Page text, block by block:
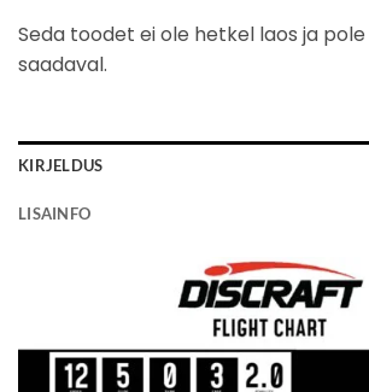
Seda toodet ei ole hetkel laos ja
saadaval.
KIRJELDUS
LISAINFO